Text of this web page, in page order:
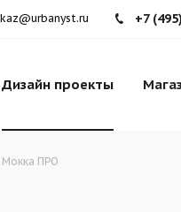
+7
Дизайн проекты
ПРО